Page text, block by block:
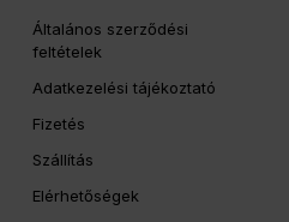
Általános szerződési
feltételek
Adatkezelési tájékoztató
Fizetés
Szállítás
Elérhetőségek